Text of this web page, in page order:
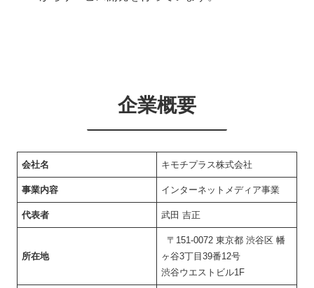
企業概要
会社名 キモチプラス株式会社
事業内容 インターネットメディア事業
代表者 武田 吉正
所在地
〒151-0072 東京都 渋谷区 幡
ヶ谷3丁目39番12号
渋谷ウエストビル1F